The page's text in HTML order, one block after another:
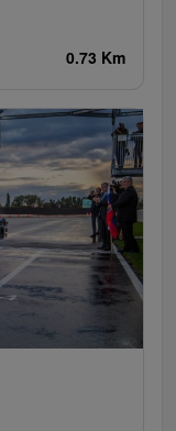
0.73 Km